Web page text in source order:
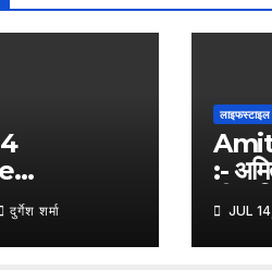
4’
पर धमाका, 5
में 120 करोड़
दुर्गेश शर्मा
लाइफस्टाइल
:-
गीत,
JUL